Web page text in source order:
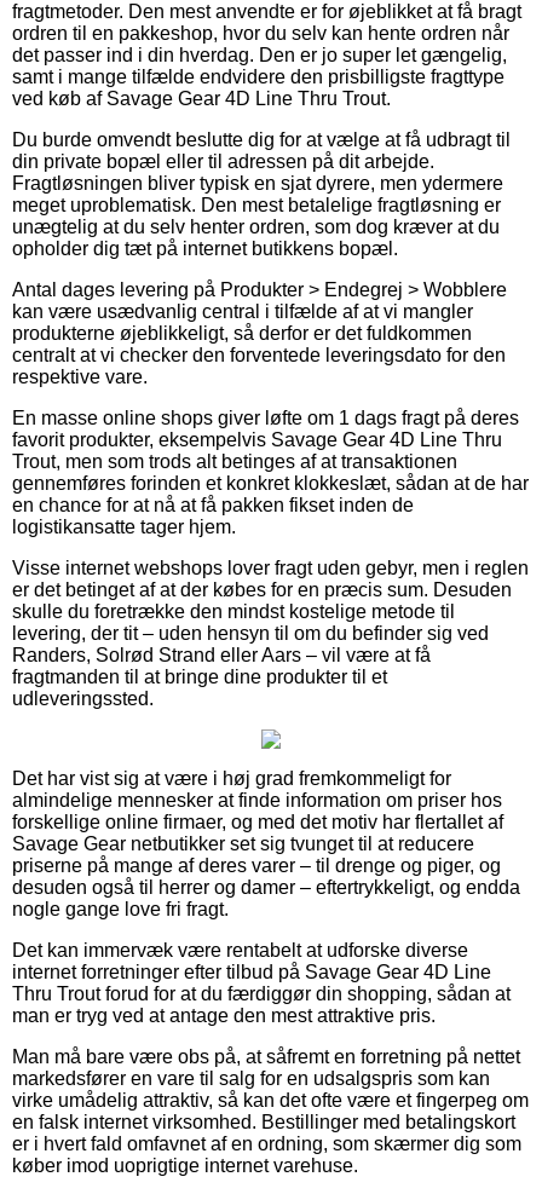
fragtmetoder. Den mest anvendte er for øjeblikket at få bragt
ordren til en pakkeshop, hvor du selv kan hente ordren når
det passer ind i din hverdag. Den er jo super let gængelig,
samt i mange tilfælde endvidere den prisbilligste fragttype
ved køb af Savage Gear 4D Line Thru Trout.
Du burde omvendt beslutte dig for at vælge at få udbragt til
din private bopæl eller til adressen på dit arbejde.
Fragtløsningen bliver typisk en sjat dyrere, men ydermere
meget uproblematisk. Den mest betalelige fragtløsning er
unægtelig at du selv henter ordren, som dog kræver at du
opholder dig tæt på internet butikkens bopæl.
Antal dages levering på Produkter > Endegrej > Wobblere
kan være usædvanlig central i tilfælde af at vi mangler
produkterne øjeblikkeligt, så derfor er det fuldkommen
centralt at vi checker den forventede leveringsdato for den
respektive vare.
En masse online shops giver løfte om 1 dags fragt på deres
favorit produkter, eksempelvis Savage Gear 4D Line Thru
Trout, men som trods alt betinges af at transaktionen
gennemføres forinden et konkret klokkeslæt, sådan at de har
en chance for at nå at få pakken fikset inden de
logistikansatte tager hjem.
Visse internet webshops lover fragt uden gebyr, men i reglen
er det betinget af at der købes for en præcis sum. Desuden
skulle du foretrække den mindst kostelige metode til
levering, der tit – uden hensyn til om du befinder sig ved
Randers, Solrød Strand eller Aars – vil være at få
fragtmanden til at bringe dine produkter til et
udleveringssted.
Det har vist sig at være i høj grad fremkommeligt for
almindelige mennesker at finde information om priser hos
forskellige online firmaer, og med det motiv har flertallet af
Savage Gear netbutikker set sig tvunget til at reducere
priserne på mange af deres varer – til drenge og piger, og
desuden også til herrer og damer – eftertrykkeligt, og endda
nogle gange love fri fragt.
Det kan immervæk være rentabelt at udforske diverse
internet forretninger efter tilbud på Savage Gear 4D Line
Thru Trout forud for at du færdiggør din shopping, sådan at
man er tryg ved at antage den mest attraktive pris.
Man må bare være obs på, at såfremt en forretning på nettet
markedsfører en vare til salg for en udsalgspris som kan
virke umådelig attraktiv, så kan det ofte være et fingerpeg om
en falsk internet virksomhed. Bestillinger med betalingskort
er i hvert fald omfavnet af en ordning, som skærmer dig som
køber imod uoprigtige internet varehuse.